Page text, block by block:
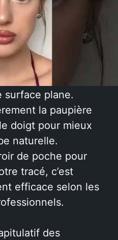
:
petits pointillés
un trait
main en posant le
surface plane.
la paupière
doigt pour mieux
naturelle.
de poche pour
tracé, c’est
efficace selon les
des